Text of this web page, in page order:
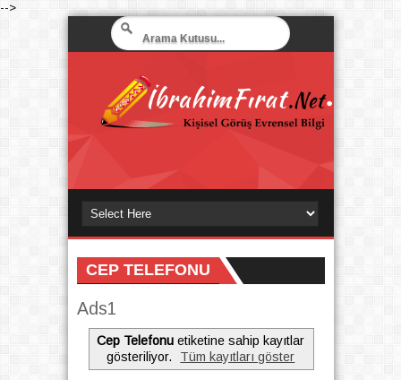
-->
CEP TELEFONU
Ads1
Cep Telefonuetiketine sahip kayıtlar
gösteriliyor.
Tüm kayıtları göster